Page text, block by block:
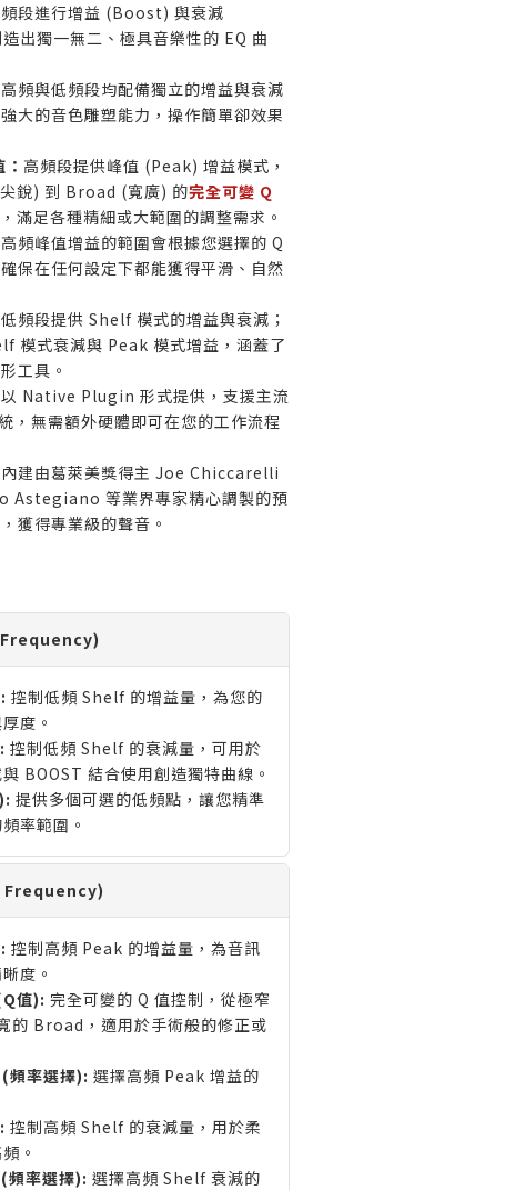
段進行增益 (Boost) 與衰減
出獨一無二、極具音樂性的 EQ 曲
高頻與低頻段均配備獨立的增益與衰減
大的音色雕塑能力，操作簡單卻效果
高頻段提供峰值 (Peak) 增益模式，
銳) 到 Broad (寬廣) 的完全可變 Q
，滿足各種精細或大範圍的調整需求。
高頻峰值增益的範圍會根據您選擇的 Q
保在任何設定下都能獲得平滑、自然
低頻段提供 Shelf 模式的增益與衰減；
模式衰減與 Peak 模式增益，涵蓋了
工具。
以 Native Plugin 形式提供，支援主流
，無需額外硬體即可在您的工作流程
內建由葛萊美獎得主 Joe Chiccarelli
Astegiano 等業界專家精心調製的預
獲得專業級的聲音。
控制低頻 Shelf 的增益量，為您的
度。
控制低頻 Shelf 的衰減量，可用於
BOOST 結合使用創造獨特曲線。
提供多個可選的低頻點，讓您精準
率範圍。
Frequency)
控制高頻 Peak 的增益量，為音訊
度。
值): 完全可變的 Q 值控制，從極窄
的 Broad，適用於手術般的修正或
頻率選擇): 選擇高頻 Peak 增益的
控制高頻 Shelf 的衰減量，用於柔
。
頻率選擇): 選擇高頻 Shelf 衰減的